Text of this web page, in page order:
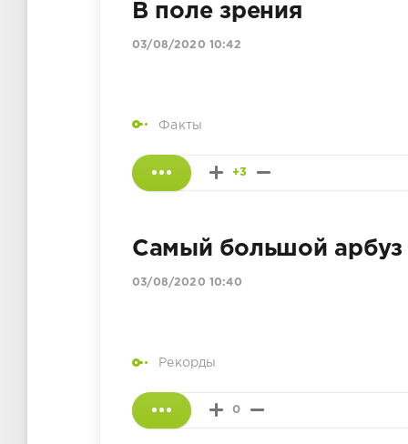
В поле зрения
03/08/2020 10:42
Факты
+3
Самый большой арбуз
03/08/2020 10:40
Рекорды
0